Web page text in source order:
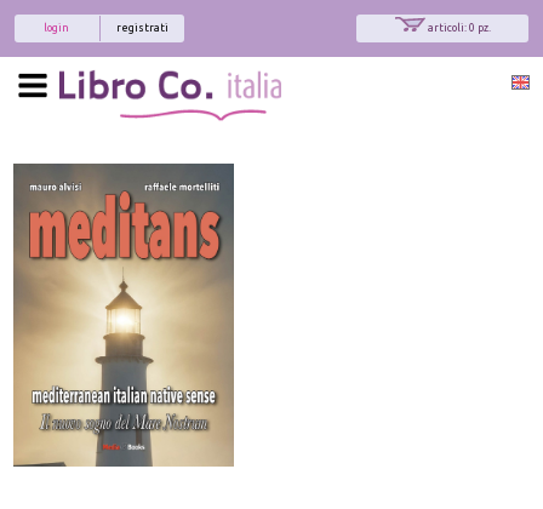
articoli: 0 pz.
registrati
login
Interessato ai nostri libri?
modulo di iscrizione